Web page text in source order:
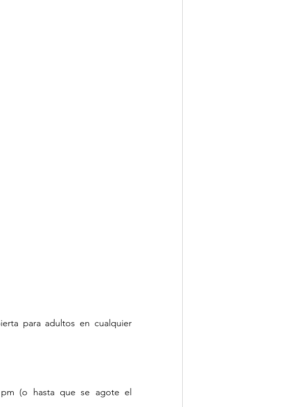
para adultos en cualquier
(o hasta que se agote el